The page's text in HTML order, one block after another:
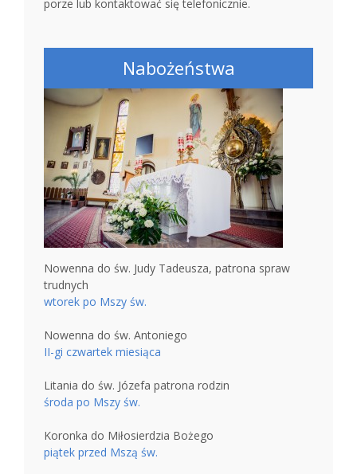
porze lub kontaktować się telefonicznie.
Nabożeństwa
Nowenna do św. Judy Tadeusza, patrona spraw
trudnych
wtorek po Mszy św.
Nowenna do św. Antoniego
II-gi czwartek miesiąca
Litania do św. Józefa patrona rodzin
środa po Mszy św.
Koronka do Miłosierdzia Bożego
piątek przed Mszą św.